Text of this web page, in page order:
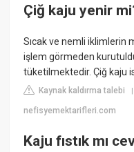
Çiğ kaju yenir
Sıcak ve nemli iklimlerin
işlem görmeden
tüketilmektedir. Çiğ kaju
Kaynak kaldırma talebi
nefisyemektarifleri.com
Kaju fıstık mı